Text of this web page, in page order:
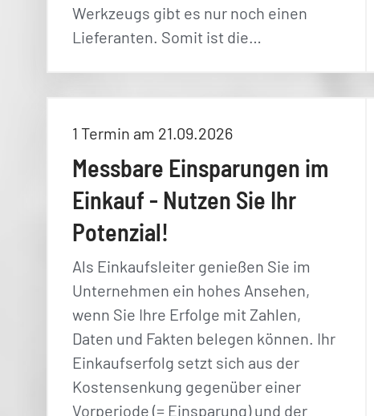
Werkzeugs gibt es nur noch einen
Lieferanten. Somit ist die…
1 Termin am 21.09.2026
Messbare Einsparungen im
Einkauf - Nutzen Sie Ihr
Potenzial!
Als Einkaufsleiter genießen Sie im
Unternehmen ein hohes Ansehen,
wenn Sie Ihre Erfolge mit Zahlen,
Daten und Fakten belegen können. Ihr
Einkaufserfolg setzt sich aus der
Kostensenkung gegenüber einer
Vorperiode (= Einsparung) und der